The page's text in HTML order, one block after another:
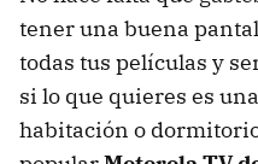
tener una buena
todas tus películas y
si lo que quieres es
habitación o